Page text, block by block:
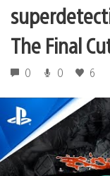
The Final
0 0 6